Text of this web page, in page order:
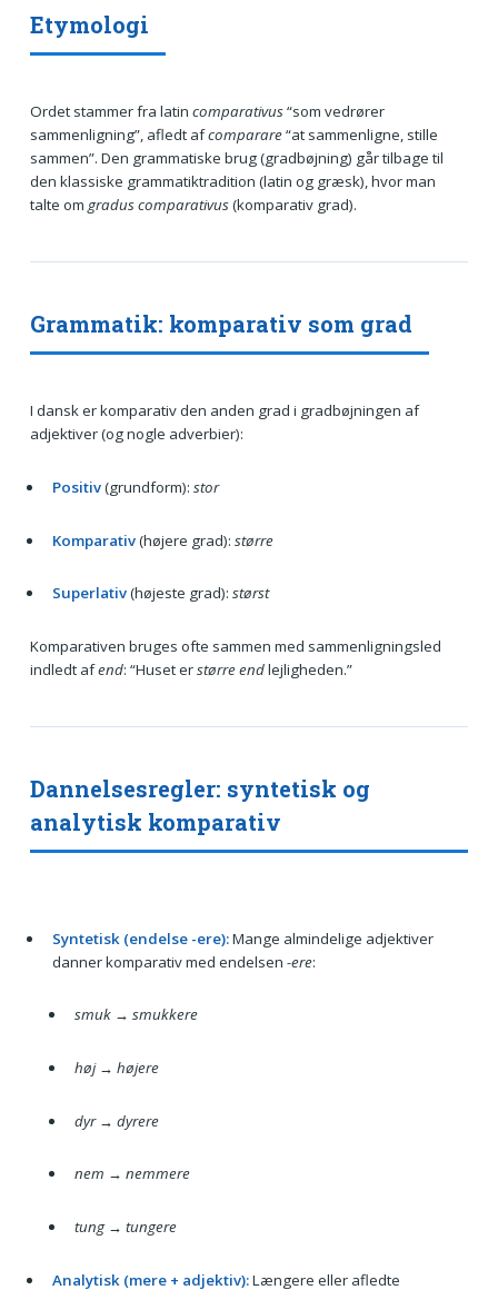
Etymologi
Ordet stammer fra latin comparativus“som vedrører
sammenligning”, afledt afcomparare“at sammenligne, stille
sammen”. Den grammatiske brug (gradbøjning) går tilbage til
den klassiske grammatiktradition (latin og græsk), hvor man
talte om gradus comparativus(komparativ grad).
Grammatik: komparativ som grad
I dansk er komparativ den anden grad i gradbøjningen af
adjektiver (og nogle adverbier):
Positiv(grundform): stor
Komparativ(højere grad): større
Superlativ(højeste grad): størst
Komparativen bruges ofte sammen med sammenligningsled
indledt afend: “Huset erstørre endlejligheden.”
Dannelsesregler: syntetisk og
analytisk komparativ
Syntetisk (endelse -ere):Mange almindelige adjektiver
danner komparativ med endelsen -ere:
smuk → smukkere
høj → højere
dyr → dyrere
nem → nemmere
tung → tungere
Analytisk (mere + adjektiv):Længere eller afledte